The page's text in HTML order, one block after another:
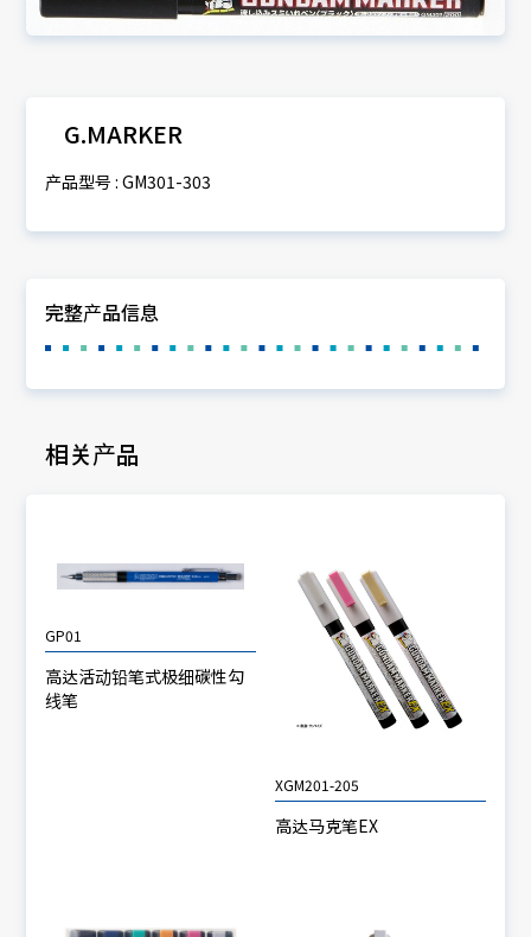
G.MARKER
产品型号 : GM301-303
完整产品信息
相关产品
GP01
高达活动铅笔式极细碳性勾
线笔
XGM201-205
高达马克笔EX